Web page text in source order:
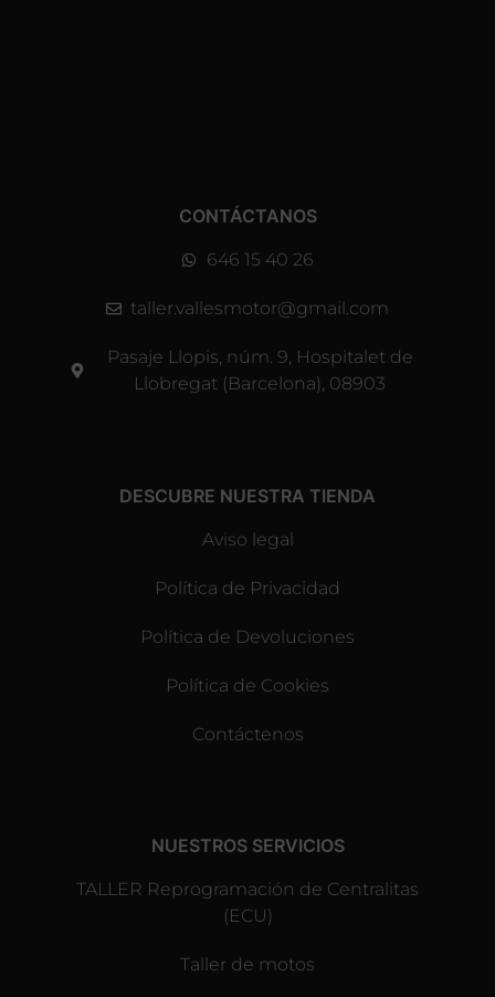
CONTÁCTANOS
646 15 40 26
taller.vallesmotor@gmail.com
Pasaje Llopis, núm. 9, Hospitalet de
Llobregat (Barcelona), 08903
DESCUBRE NUESTRA TIENDA
Aviso legal
Política de Privacidad
Política de Devoluciones
Política de Cookies
Contáctenos
NUESTROS SERVICIOS
TALLER Reprogramación de Centralitas
(ECU)
Taller de motos